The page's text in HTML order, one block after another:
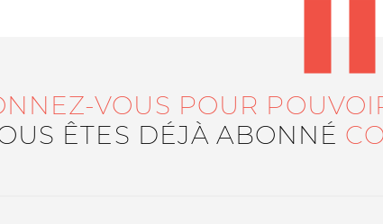
L'équipe
VOUS POUR
ÊTES DÉJÀ ABONNÉ